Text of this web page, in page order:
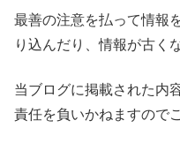
最善の注意を払って情報
り込んだり、情報が古く
当ブログに掲載された内
責任を負いかねますので